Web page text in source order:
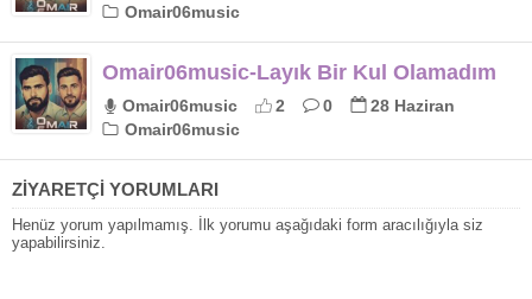
Omair06music
Omair06music-Layık Bir Kul Olamadım
Omair06music 2 0
28 Haziran
Omair06music
ZİYARETÇİ YORUMLARI
Henüz yorum yapılmamış. İlk yorumu aşağıdaki form aracılığıyla siz
yapabilirsiniz.